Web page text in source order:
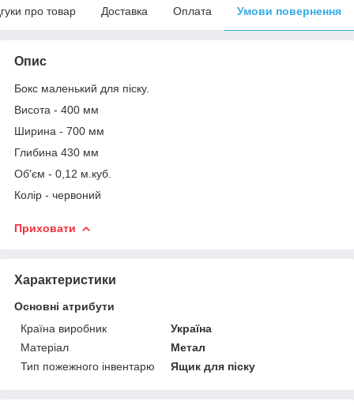
про товар Доставка Оплата Умови повернення
Опис
Бокс маленький для піску.
Висота - 400 мм
Ширина - 700 мм
Глибина 430 мм
Об'єм - 0,12 м.куб.
Колір - червоний
Приховати
Характеристики
Основні атрибути
Країна виробник
Україна
Матеріал
Метал
Тип пожежного інвентарю
Ящик для піску